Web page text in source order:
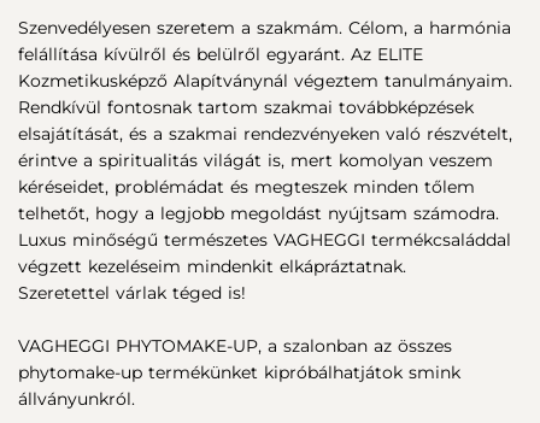
Szenvedélyesen szeretem a szakmám. Célom, a harmónia
felállítása kívülről és belülről egyaránt. Az ELITE
Kozmetikusképző Alapítványnál végeztem tanulmányaim.
Rendkívül fontosnak tartom szakmai továbbképzések
elsajátítását, és a szakmai rendezvényeken való részvételt,
érintve a spiritualitás világát is, mert komolyan veszem
kéréseidet, problémádat és megteszek minden tőlem
telhetőt, hogy a legjobb megoldást nyújtsam számodra.
Luxus minőségű természetes VAGHEGGI termékcsaláddal
végzett kezeléseim mindenkit elkápráztatnak.
Szeretettel várlak téged is!
VAGHEGGI PHYTOMAKE-UP, a szalonban az összes
phytomake-up termékünket kipróbálhatjátok smink
állványunkról.